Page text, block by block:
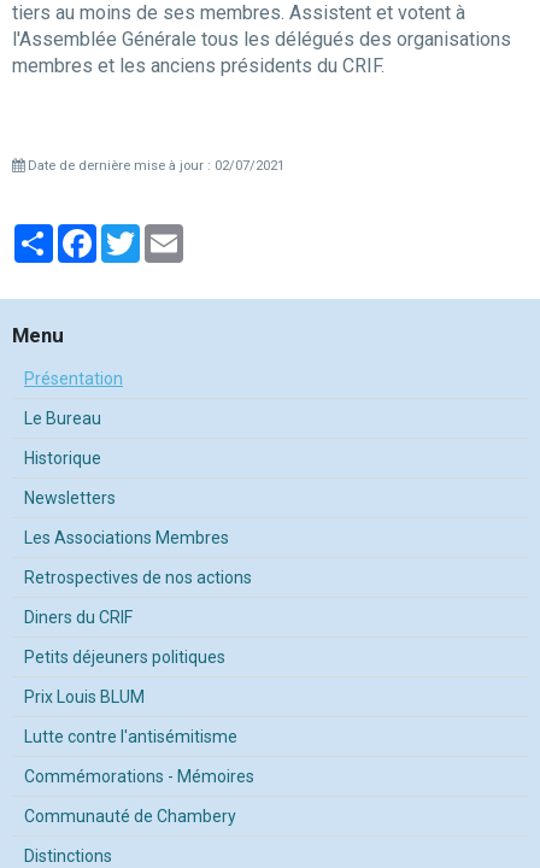
tiers au moins de ses membres. Assistent et votent à
l'Assemblée Générale tous les délégués des organisations
membres et les anciens présidents du CRIF.
Date de dernière mise à jour : 02/07/2021
PartagerFacebook
Twitter
Menu
Présentation
Le Bureau
Historique
Newsletters
Les Associations Membres
Retrospectives de nos actions
Diners du CRIF
Petits déjeuners politiques
Prix Louis BLUM
Lutte contre l'antisémitisme
Commémorations - Mémoires
Communauté de Chambery
Distinctions